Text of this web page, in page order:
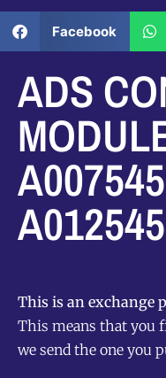
Facebook
ADS
This is an exchange
This means that you
we send the one you